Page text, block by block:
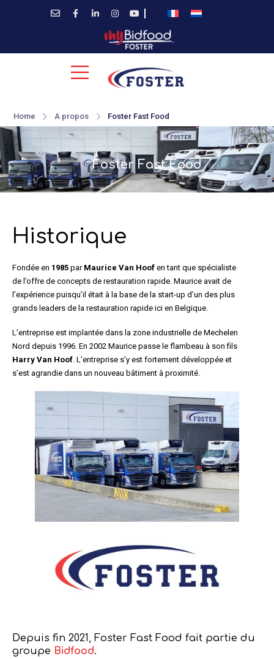
Home A propos Foster Fast Food
Foster Fast Food
Historique
Fondée en 1985 par Maurice Van Hoof en tant que spécialiste
de l’offre de concepts de restauration rapide. Maurice avait de
l’expérience puisqu’il était à la base de la start-up d’un des plus
grands leaders de la restauration rapide ici en Belgique.
L’entreprise est implantée dans la zone industrielle de Mechelen
Nord depuis 1996. En 2002 Maurice passe le flambeau à son fils
Harry Van Hoof . L’entreprise s’y est fortement développée et
s’est agrandie dans un nouveau bâtiment à proximité.
Depuis fin 2021, Foster Fast Food fait partie du
groupe Bidfood.